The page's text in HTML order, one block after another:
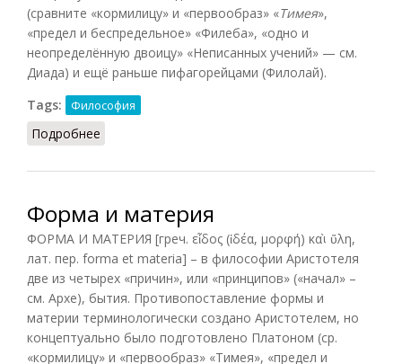
(сравните «кормилицу» и «первообраз» «Тимея»,
«предел и беспредельное» «Филеба», «одно и
неопределённую двоицу» «Неписанных учений» — см.
Диада) и ещё раньше пифагорейцами (Филолай).
Tags:
Философия
Подробнее
Форма и материя
ФОРМА И МАТЕРИЯ [греч. εἶδος (ἰδέα, μορφή) καὶ ὕλη,
лат. пер. forma et materia] – в философии Аристотеля
две из четырех «причин», или «принципов» («начал» –
см. Архе), бытия. Противопоставление формы и
материи терминологически создано Аристотелем, но
концептуально было подготовлено Платоном (ср.
«кормилицу» и «первообраз» «Тимея», «предел и